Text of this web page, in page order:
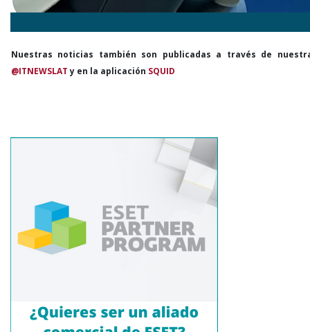
Nuestras noticias también son publicadas a través de
@ITNEWSLATy en la aplicación SQUID